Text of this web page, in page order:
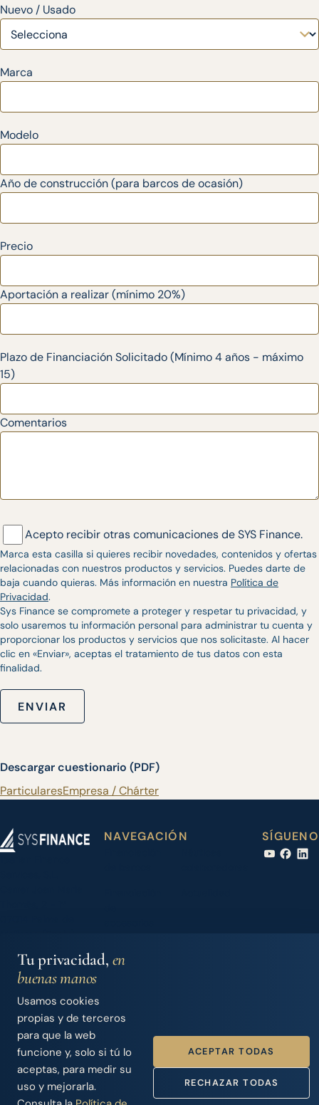
Nuevo / Usado
Marca
Modelo
Año de construcción (para barcos de ocasión)
Precio
Aportación a realizar (mínimo 20%)
Plazo de Financiación Solicitado (Mínimo 4 años - máximo
15)
Comentarios
Acepto recibir otras comunicaciones de SYS Finance.
Marca esta casilla si quieres recibir novedades, contenidos y ofertas
relacionadas con nuestros productos y servicios. Puedes darte de
baja cuando quieras. Más información en nuestra Política de
Privacidad.
Sys Finance se compromete a proteger y respetar tu privacidad, y
solo usaremos tu información personal para administrar tu cuenta y
proporcionar los productos y servicios que nos solicitaste. Al hacer
clic en «Enviar», aceptas el tratamiento de tus datos con esta
finalidad.
ENVIAR
Descargar cuestionario (PDF)
ParticularesEmpresa / Chárter
info@sysfinance.es
NAVEGACIÓN
segunda
náuticos
Tu privacidad, en
buenas manos
Usamos cookies
propias y de terceros
para que la web
funcione y, solo si tú lo
aceptas, para medir su
uso y mejorarla.
ACEPTAR TODAS
RECHAZAR TODAS